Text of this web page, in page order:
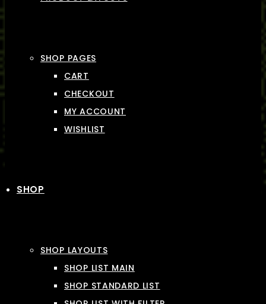
SHOP PAGES
CART
CHECKOUT
MY ACCOUNT
WISHLIST
SHOP
SHOP LAYOUTS
SHOP LIST MAIN
SHOP STANDARD LIST